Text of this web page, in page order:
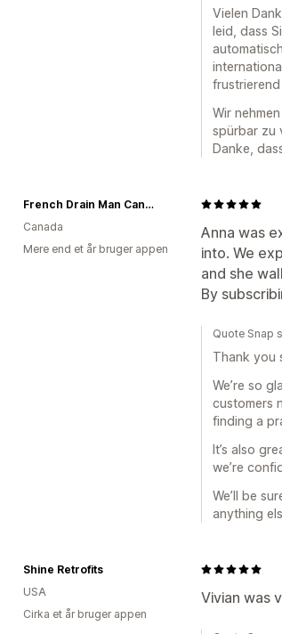
Vielen
leid, dass
frustrierend
Wir
spürbar zu
Danke,
Anna was
into. We
and she
By
French Drain Man Canada
Canada
Mere end et år bruger appen
Quote Snap
Thank you
We’re so
customers
finding a
It’s also
we’re
We’ll be
anything
Vivian was
Shine Retrofits
USA
Cirka et år bruger appen